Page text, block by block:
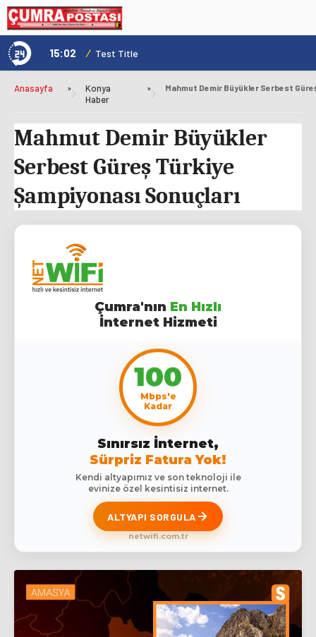
15:02 / Test Title
Anasayfa »
Konya
Haber
»
Mahmut Demir Büyükler
Serbest Güreş Türkiye
Şampiyonası Sonuçları
Çumra'nın En Hızlı
İnternet Hizmeti
100
Mbps'e
Kadar
Sınırsız İnternet,
Sürpriz Fatura Yok!
Kendi altyapımız ve son teknoloji ile
evinize özel kesintisiz internet.
ALTYAPI SORGULA
netwifi.com.tr